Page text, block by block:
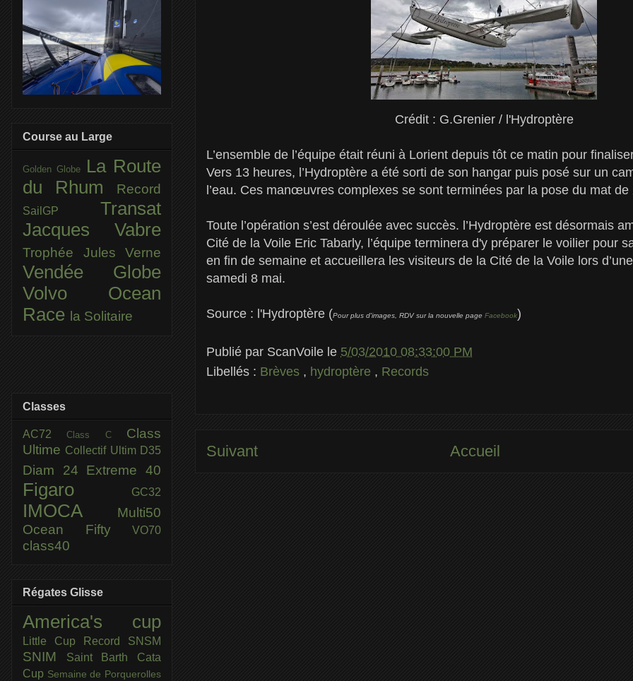
Crédit : G.Grenier / l'Hydroptère
L’ensemble de l’équipe était réuni à Lorient depuis tôt ce matin pour
Vers 13 heures, l’Hydroptère a été sorti de son hangar puis posé sur un
l’eau. Ces manœuvres complexes se sont terminées par la pose du mat de
Toute l’opération s’est déroulée avec succès. l’Hydroptère est désormais
Cité de la Voile Eric Tabarly, l’équipe terminera d'y préparer le voilier pour
en fin de semaine et accueillera les visiteurs de la Cité de la Voile lors
samedi 8 mai.
Source : l'Hydroptère (Pour plus d'images, RDV sur la nouvelle page Facebook)
Publié par ScanVoile le 5/03/2010 08:33:00 PM
Libellés : Brèves , hydroptère , Records
Suivant Accueil
Course au Large
Golden Globe
La Route
du Rhum
Record
SailGP Transat
Jacques Vabre
Trophée Jules Verne
Vendée Globe
Volvo Ocean
Race la Solitaire
Classes
AC72Class C Class
Ultime Collectif Ultim D35
Diam 24 Extreme 40
Figaro GC32
IMOCA
Multi50
Ocean Fifty
VO70
class40
Régates Glisse
America's cup
Little Cup Record SNSM
SNIM
Saint Barth Cata
Cup Semaine de Porquerolles